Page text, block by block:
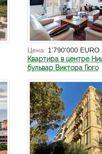
Цена: 1'790'000 EURO
Квартира в центре
бульвар Виктора Гюго